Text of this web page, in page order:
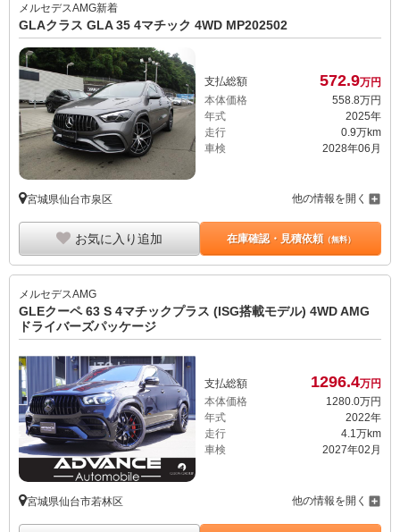
メルセデスAMG新着
GLAクラス GLA 35 4マチック 4WD MP202502
支払総額 572.9万円
本体価格
558. 8万円
年式
2025年
走行
0.9万km
車検
2028年06月
宮城県仙台市泉区 他の情報を開く
お気に入り追加 在庫確認・見積依頼（無料）
メルセデスAMG
GLEクーペ 63 S 4マチックプラス (ISG搭載モデル) 4WD AMG
ドライバーズパッケージ
支払総額 1296.4万円
本体価格
1280.0万円
年式
2022年
走行
4.1万km
車検
2027年02月
宮城県仙台市若林区 他の情報を開く